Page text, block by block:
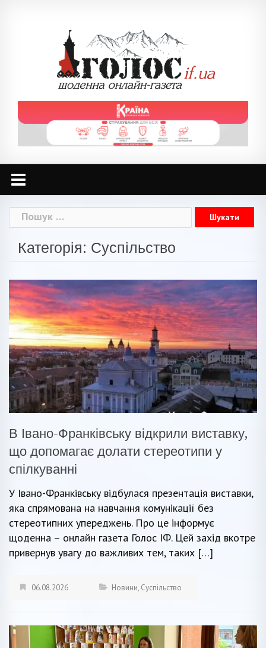
Пошук:
Категорія: Суспільство
В Івано-Франківську відкрили виставку,
що допомагає долати стереотипи у
спілкуванні
У Івано-Франківську відбулася презентація виставки,
яка спрямована на навчання комунікації без
стереотипних упереджень. Про це інформує
щоденна – онлайн газета Голос ІФ. Цей захід вкотре
привернув увагу до важливих тем, таких […]
06.08.2026 Новини, Суспільство